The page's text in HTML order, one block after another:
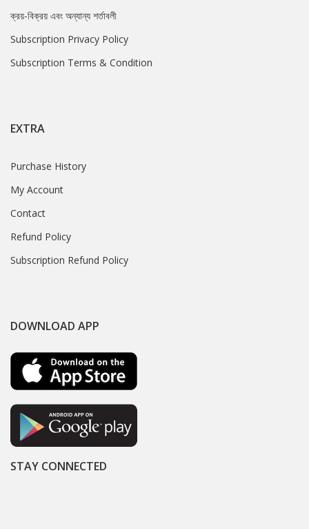
ক্রয়-বিক্রয় এবং অন্যান্য শর্তাবলী
Subscription Privacy Policy
Subscription Terms & Condition
EXTRA
Purchase History
My Account
Contact
Refund Policy
Subscription Refund Policy
DOWNLOAD APP
STAY CONNECTED